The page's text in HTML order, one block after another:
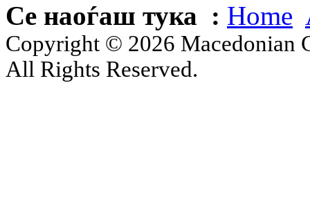
Се наоѓаш тука : Home
Copyright © 2026 Macedonian
All Rights Reserved.